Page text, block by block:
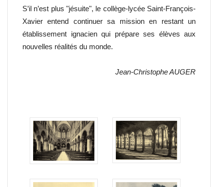
S’il n’est plus "jésuite", le collège-lycée Saint-François-
Xavier entend continuer sa mission en restant un
établissement ignacien qui prépare ses élèves aux
nouvelles réalités du monde.
Jean-Christophe AUGER